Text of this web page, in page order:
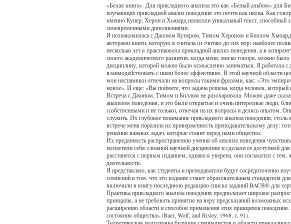
«Белая книга». Для прикладного анализа это как «Белый альбом» для
изучающих прикладной анализ поведения это почти как икона. Как
именно Купер, Херон и Хьюард написали уникальный текст,
своевременными дополнениями.
Я познакомилась с Джоном Купером, Тимом Хероном и Биллом
авторами книги, которую я считала (и считаю до сих пор) наиболее
несколько лет я практиковала прикладной анализ поведения, а в
своего академического развития, когда меня, мягко говоря, можно
дисциплину, которой можно было осмысленно заниматься. Я работала
взаимодействовать с ними более эффективно. В этой научной области
мои наставники отвечали на вопросы такими фразами, как: «Это
новое». И еще: «Вы поймете, что задача решена, когда человек, который
Встреча с Джоном, Тимом и Биллом не разочаровала. Можно даже
анализом поведения, и это были открытые и очень интересные люди,
(собственными и не только), отвечая на их вопросы и делясь опытом.
служить. Их глубокое понимание прикладного анализа поведения,
встрече меня поразила их приверженность преподавательскому делу:
решения важных задач, которые ставит перед нами общество.
Их преданность распространению учения об анализе поведения
посвятили себя сложной научной дисциплине и сделали ее доступной
расстанется с первым изданием, однако я уверена, они согласятся с
деятельности.
Я представляю, как студенты и преподаватели будут сосредоточенно
сомнений в том, что это издание станет образовательным
включили в книгу последнюю редакцию списка заданий BACB® для
Практика прикладного анализа поведения предполагает широкое
принципы, а не требовать принятия на веру предсказаний возможных
расширению области и способов применения этих принципов
состояния общества» (Baer, Wolf, and Risley, 1968, с. 91).